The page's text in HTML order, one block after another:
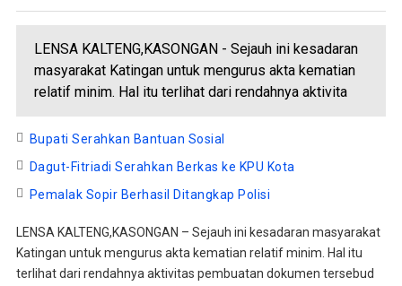
LENSA KALTENG,KASONGAN - Sejauh ini kesadaran
masyarakat Katingan untuk mengurus akta kematian
relatif minim. Hal itu terlihat dari rendahnya aktivita
Bupati Serahkan Bantuan Sosial
Dagut-Fitriadi Serahkan Berkas ke KPU Kota
Pemalak Sopir Berhasil Ditangkap Polisi
LENSA KALTENG,KASONGAN – Sejauh ini kesadaran masyarakat
Katingan untuk mengurus akta kematian relatif minim. Hal itu
terlihat dari rendahnya aktivitas pembuatan dokumen tersebud